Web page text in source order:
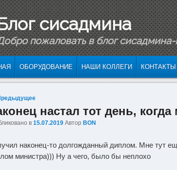
сисадмина
пожаловать в блог
К ОСНОВНОМУ СОДЕРЖИМОМУ
К ДОПОЛНИТЕЛЬНОМУ СОДЕРЖИМОМУ
ОБОРУДОВАНИЕ НАШИ КОЛЛЕГИ КОНТАКТЫ
по записям
настал тот день,
в 15.07.2019 Автор BON
наконец-то долгожданный диплом. Мне тут
министра))) Ну а чего, было бы неплохо